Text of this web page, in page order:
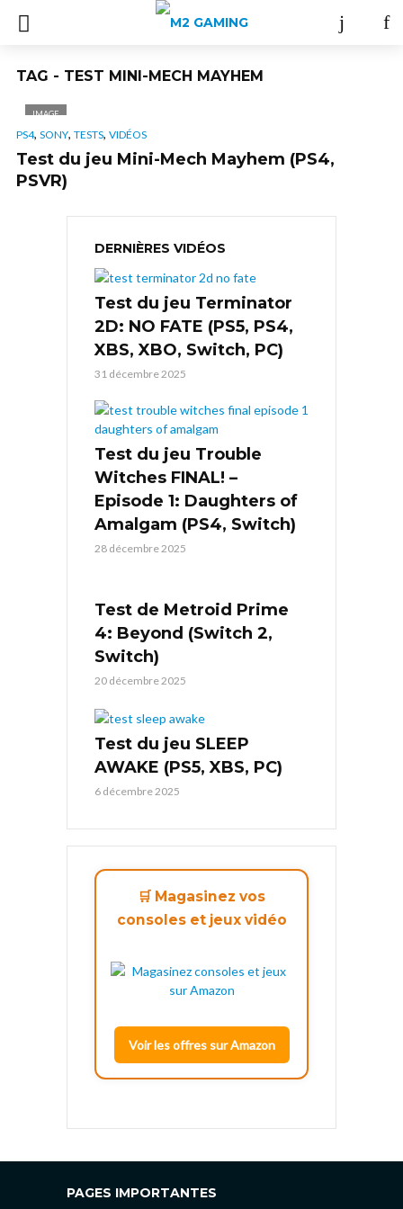
TAG - TEST MINI-MECH MAYHEM
IMAGE
PS4, SONY, TESTS, VIDÉOS
Test du jeu Mini-Mech Mayhem (PS4,
PSVR)
DERNIÈRES VIDÉOS
Test du jeu Terminator
2D: NO FATE (PS5, PS4,
XBS, XBO, Switch, PC)
31 décembre 2025
Test du jeu Trouble
Witches FINAL! –
Episode 1: Daughters of
Amalgam (PS4, Switch)
28 décembre 2025
Test de Metroid Prime
4: Beyond (Switch 2,
Switch)
20 décembre 2025
Test du jeu SLEEP
AWAKE (PS5, XBS, PC)
6 décembre 2025
🛒 Magasinez vos
consoles et jeux vidéo
Voir les offres sur Amazon
PAGES IMPORTANTES